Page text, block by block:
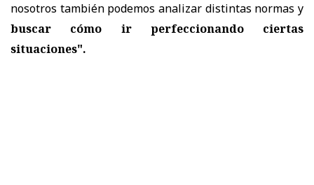
nosotros también podemos analizar distintas normas y
buscar cómo ir perfeccionando ciertas
situaciones".